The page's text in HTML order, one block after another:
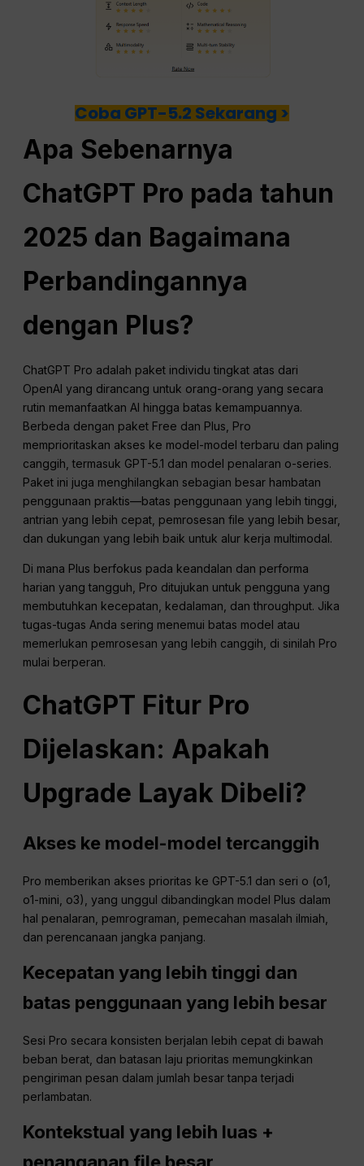
Coba GPT-5.2 Sekarang >
Apa Sebenarnya
ChatGPT Pro pada tahun
2025 dan Bagaimana
Perbandingannya
dengan Plus?
ChatGPT Pro adalah paket individu tingkat atas dari
OpenAI yang dirancang untuk orang-orang yang secara
rutin memanfaatkan AI hingga batas kemampuannya.
Berbeda dengan paket Free dan Plus, Pro
memprioritaskan akses ke model-model terbaru dan paling
canggih, termasuk GPT-5.1 dan model penalaran o-series.
Paket ini juga menghilangkan sebagian besar hambatan
penggunaan praktis—batas penggunaan yang lebih tinggi,
antrian yang lebih cepat, pemrosesan file yang lebih besar,
dan dukungan yang lebih baik untuk alur kerja multimodal.
Di mana Plus berfokus pada keandalan dan performa
harian yang tangguh, Pro ditujukan untuk pengguna yang
membutuhkan kecepatan, kedalaman, dan throughput. Jika
tugas-tugas Anda sering menemui batas model atau
memerlukan pemrosesan yang lebih canggih, di sinilah Pro
mulai berperan.
ChatGPT Fitur Pro
Dijelaskan: Apakah
Upgrade Layak Dibeli?
Akses ke model-model tercanggih
Pro memberikan akses prioritas ke GPT-5.1 dan seri o (o1,
o1-mini, o3), yang unggul dibandingkan model Plus dalam
hal penalaran, pemrograman, pemecahan masalah ilmiah,
dan perencanaan jangka panjang.
Kecepatan yang lebih tinggi dan
batas penggunaan yang lebih besar
Sesi Pro secara konsisten berjalan lebih cepat di bawah
beban berat, dan batasan laju prioritas memungkinkan
pengiriman pesan dalam jumlah besar tanpa terjadi
perlambatan.
Kontekstual yang lebih luas +